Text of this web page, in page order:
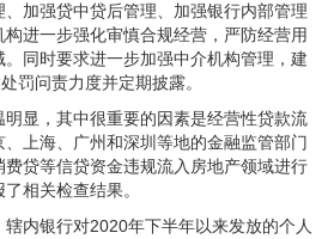
加强贷中贷后管理、加强银行内部管理
进一步强化审慎合规经营，严防经营用
同时要求进一步加强中介机构管理，建
罚问责力度并定期披露。
显，其中很重要的因素是经营性贷款流
、上海、广州和深圳等地的金融监管部门
贷等信贷资金违规流入房地产领域进行
相关检查结果。
内银行对2020年下半年以来发放的个人